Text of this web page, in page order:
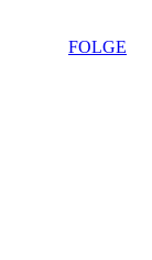
FOLGE